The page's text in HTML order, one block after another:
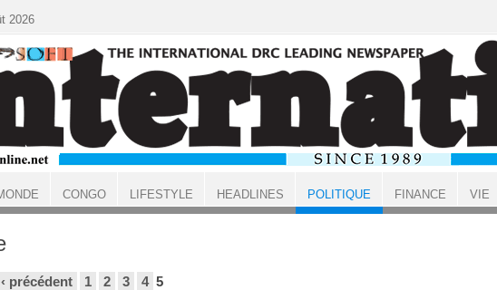
‹ précédent 1 2 3 4 5
2026
CONGO LIFESTYLE HEADLINES POLITIQUE FINANCE VIE